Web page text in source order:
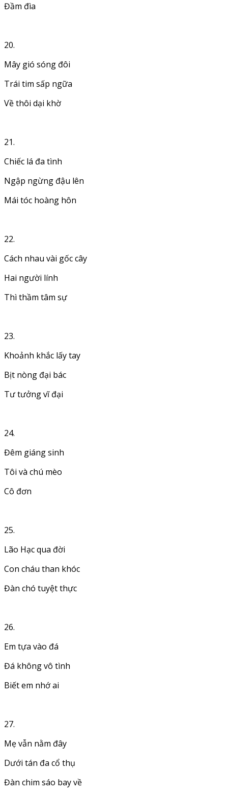
Đầm đìa
20.
Mây gió sóng đôi
Trái tim sấp ngữa
Về thôi dại khờ
21.
Chiếc lá đa tình
Ngập ngừng đậu lên
Mái tóc hoàng hôn
22.
Cách nhau vài gốc cây
Hai người lính
Thì thầm tâm sự
23.
Khoảnh khắc lấy tay
Bịt nòng đại bác
Tư tưởng vĩ đại
24.
Đêm giáng sinh
Tôi và chú mèo
Cô đơn
25.
Lão Hạc qua đời
Con cháu than khóc
Đàn chó tuyệt thực
26.
Em tựa vào đá
Đá không vô tình
Biết em nhớ ai
27.
Mẹ vẫn nằm đây
Dưới tán đa cổ thụ
Đàn chim sáo bay về